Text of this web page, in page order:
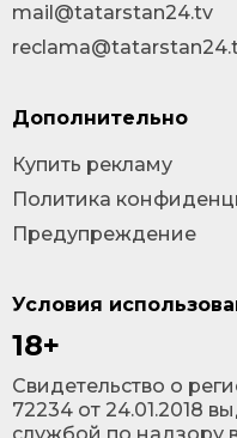
Условия
18+
Cвидетельство о
72234 от 24.01.2018
mail@tatarstan24.tv
Дополнительно
Купить рекламу
Политика
Предупреждение